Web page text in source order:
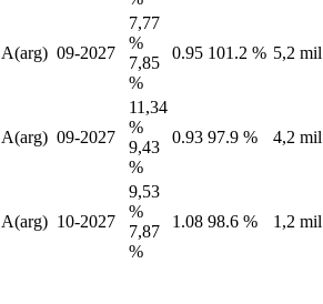
A(arg) 09-2027
7,77
%
7,85
%
0.95 101.2 % 5,2 mil
A(arg) 09-2027
11,34
%
9,43
%
0.93 97.9 % 4,2 mil
A(arg) 10-2027
9,53
%
7,87
%
1.08 98.6 % 1,2 mil